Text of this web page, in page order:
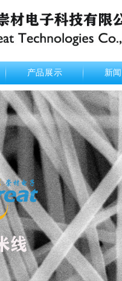
产品展示 新